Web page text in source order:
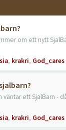
om ett nytt
, krakri, God_cares
väntar ett SjalBarn -
, krakri, God_cares